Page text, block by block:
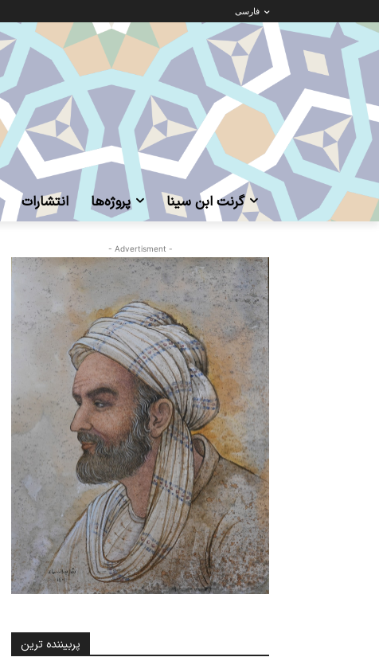
فارسی
انتشارات پروژه‌ها گرنت ابن‌ سینا
- Advertisment -
پربیننده ترین